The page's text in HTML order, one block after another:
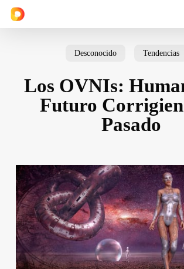
Skip
Cart
Desconocido Tendencias
Los OVNIs:
Futuro
Pasado